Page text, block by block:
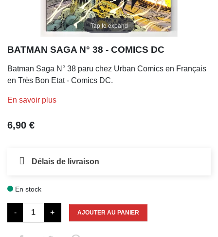
Tap to expand
BATMAN SAGA N° 38 - COMICS DC
Batman Saga N° 38 paru chez Urban Comics en Français
en Très Bon Etat - Comics DC.
En savoir plus
6,90 €
Délais de livraison
En stock
- + AJOUTER AU PANIER